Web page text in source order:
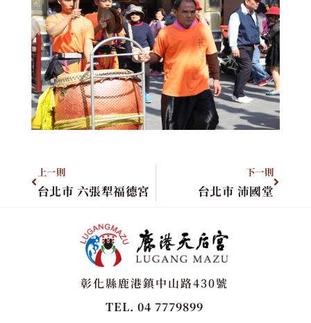
上一則
台北市 六張犁福德宮
下一則
台北市 沛國堂
彰化縣鹿港鎮中山路430號
TEL. 04 7779899